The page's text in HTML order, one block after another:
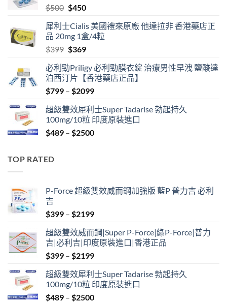
$500 Original
was:
$500.
$450Current
is:
$450.
犀利士Cialis 美國禮來原廠 他達拉非 香港藥店正
品 20mg 1盒/4粒
$399 Original
was:
$399.
$369Current
is:
$369.
必利勁Priligy 必利勁膜衣錠 治療男性早洩 鹽酸達
泊西汀片【香港藥店正品】
$799 – $2099Price
$799
through
$2099
超級雙效犀利士Super Tadarise 勃起持久
100mg/10粒 印度原裝進口
$489 – $2500Price
TOP RATED
P-Force 超級雙效威而鋼加強版 藍P 普力吉 必利
吉
$399 – $2199Price
$399
through
$2199
超級雙效威而鋼|Super P-Force|綠P-Force|普力
吉|必利吉|印度原裝進口|香港正品
$399 – $2199Price
$399
through
$2199
超級雙效犀利士Super Tadarise 勃起持久
100mg/10粒 印度原裝進口
$489 – $2500Price